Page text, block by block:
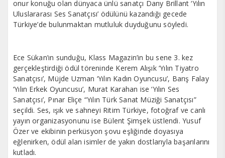
onur konuğu olan dünyaca ünlü sanatçı Dany Brillant ‘Yılın
Uluslararası Ses Sanatçısı’ ödülünü kazandığı gecede
Türkiye’de bulunmaktan mutluluk duyduğunu söyledi.
Ece Sükan’ın sunduğu, Klass Magazin’in bu sene 3. kez
gerçekleştirdiği ödül töreninde Kerem Alışık ‘Yılın Tiyatro
Sanatçısı’, Müjde Uzman ‘Yılın Kadın Oyuncusu’, Barış Falay
‘Yılın Erkek Oyuncusu’, Murat Karahan ise ‘Yılın Ses
Sanatçısı’, Pınar Eliçe “Yılın Türk Sanat Müziği Sanatçısı”
seçildi. Ses, ışık ve sahneyi Ritim Türkiye, fotoğraf ve canlı
yayın organizasyonunu ise Bülent Şimşek üstlendi. Yusuf
Özer ve ekibinin perküsyon şovu eşliğinde doyasıya
eğlenirken, ödül alan isimler de yakın dostlarıyla başarılarını
kutladı.